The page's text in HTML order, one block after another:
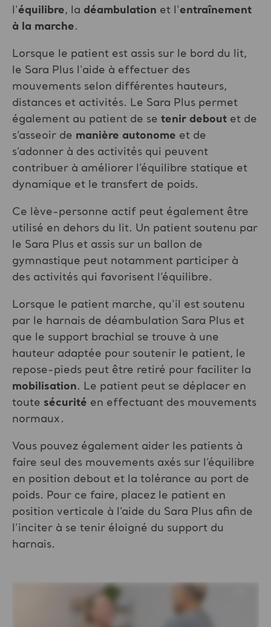
l'équilibre, la déambulation et l'entraînement
à la marche.
Lorsque le patient est assis sur le bord du lit,
le Sara Plus l'aide à effectuer des
mouvements selon différentes hauteurs,
distances et activités. Le Sara Plus permet
également au patient de se tenir debout et de
s’asseoir de manière autonome et de
s’adonner à des activités qui peuvent
contribuer à améliorer l’équilibre statique et
dynamique et le transfert de poids.
Ce lève-personne actif peut également être
utilisé en dehors du lit. Un patient soutenu par
le Sara Plus et assis sur un ballon de
gymnastique peut notamment participer à
des activités qui favorisent l’équilibre.
Lorsque le patient marche, qu'il est soutenu
par le harnais de déambulation Sara Plus et
que le support brachial se trouve à une
hauteur adaptée pour soutenir le patient, le
repose-pieds peut être retiré pour faciliter la
mobilisation. Le patient peut se déplacer en
toute sécurité en effectuant des mouvements
normaux.
Vous pouvez également aider les patients à
faire seul des mouvements axés sur l’équilibre
en position debout et la tolérance au port de
poids. Pour ce faire, placez le patient en
position verticale à l’aide du Sara Plus afin de
l’inciter à se tenir éloigné du support du
harnais.